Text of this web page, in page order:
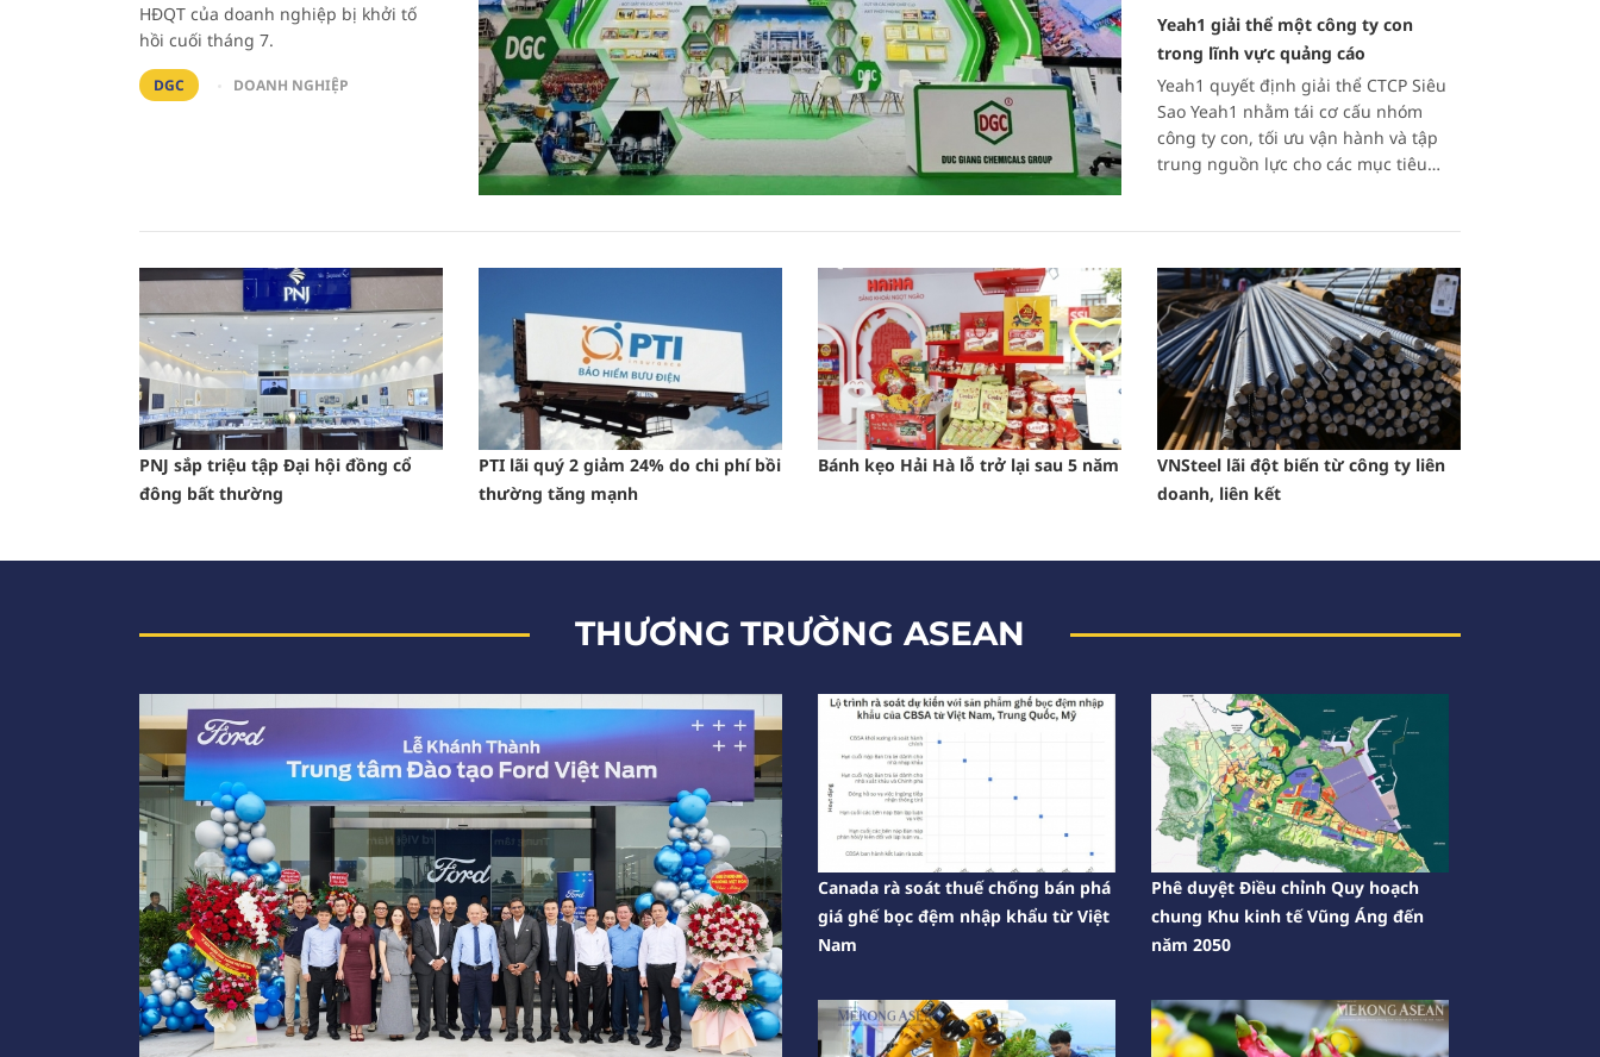
HĐQT của doanh nghiệp bị khởi tố
hồi cuối tháng 7.
DGC DOANH NGHIỆP
Yeah1 giải thể một công ty con
trong lĩnh vực quảng cáo
Yeah1 quyết định giải thể CTCP Siêu
Sao Yeah1 nhằm tái cơ cấu nhóm
công ty con, tối ưu vận hành và tập
trung nguồn lực cho các mục tiêu
PNJ sắp triệu tập Đại hội đồng cổ
đông bất thường
PTI lãi quý 2 giảm 24% do chi phí bồi
thường tăng mạnh
Bánh kẹo Hải Hà lỗ trở lại sau 5 năm
VNSteel lãi đột biến từ công ty liên
doanh, liên kết
THƯƠNG TRƯỜNG ASEAN
Canada rà soát thuế chống bán phá
giá ghế bọc đệm nhập khẩu từ Việt
Nam
Phê duyệt Điều chỉnh Quy hoạch
chung Khu kinh tế Vũng Áng đến
năm 2050